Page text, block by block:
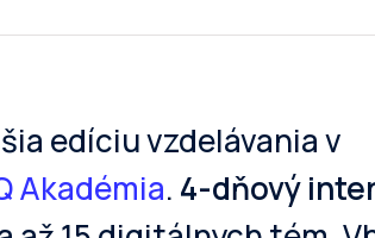
edíciu vzdelávania v
Akadémia. 4-dňový